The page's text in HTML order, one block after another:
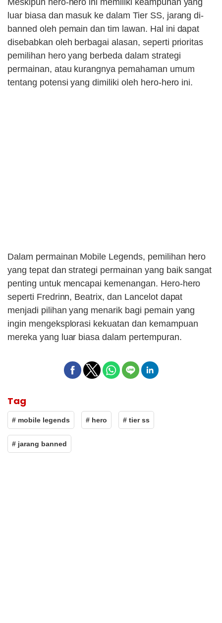
Meskipun hero-hero ini memiliki keampuhan yang
luar biasa dan masuk ke dalam Tier SS, jarang di-
banned oleh pemain dan tim lawan. Hal ini dapat
disebabkan oleh berbagai alasan, seperti prioritas
pemilihan hero yang berbeda dalam strategi
permainan, atau kurangnya pemahaman umum
tentang potensi yang dimiliki oleh hero-hero ini.
Dalam permainan Mobile Legends, pemilihan hero
yang tepat dan strategi permainan yang baik sangat
penting untuk mencapai kemenangan. Hero-hero
seperti Fredrinn, Beatrix, dan Lancelot dapat
menjadi pilihan yang menarik bagi pemain yang
ingin mengeksplorasi kekuatan dan kemampuan
mereka yang luar biasa dalam pertempuran.
Tag
# mobile legends # hero # tier ss
# jarang banned